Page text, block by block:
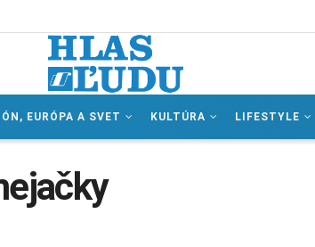
EURÓPA A SVET KULTÚRA LIFESTYLE